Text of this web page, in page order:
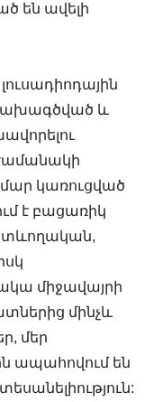
են ավելի
և
կառուցված
է բացառիկ
միջավայրի
մինչև
մեր
ապահովում են